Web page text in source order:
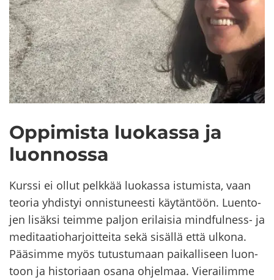
Op­pi­mis­ta luo­kas­sa ja
luon­nos­sa
Kurs­si ei ollut pelk­kää luo­kas­sa is­tu­mis­ta, vaan
teo­ria yh­dis­tyi on­nis­tu­nees­ti käy­tän­töön. Luen­to­
jen li­säk­si teim­me pal­jon eri­lai­sia mindfulness-​ ja
me­di­taa­tio­har­joit­tei­ta sekä si­säl­lä että ul­ko­na.
Pää­sim­me myös tu­tus­tu­maan pai­kal­li­seen luon­
toon ja his­to­ri­aan osana oh­jel­maa. Vie­rai­lim­me